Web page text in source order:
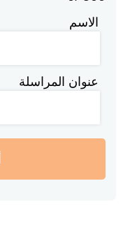
الاسم
عنوان المراسلة